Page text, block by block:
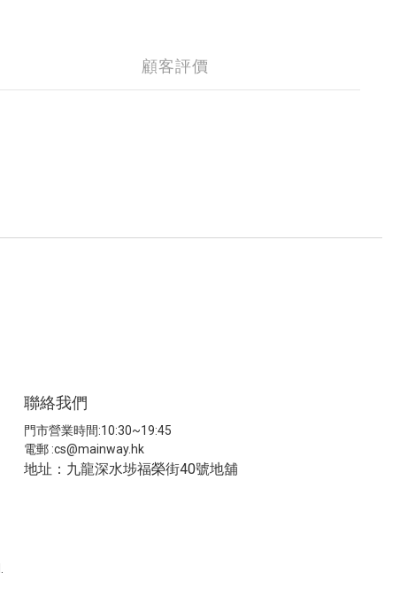
顧客評價
聯絡我們
門市營業時間:10:30~19:45
電郵 :cs@mainway.hk
地址：九龍深水埗福榮街40號地舖